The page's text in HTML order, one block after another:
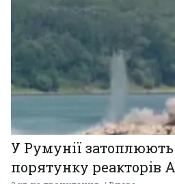
У Румунії
порятунку реакторів